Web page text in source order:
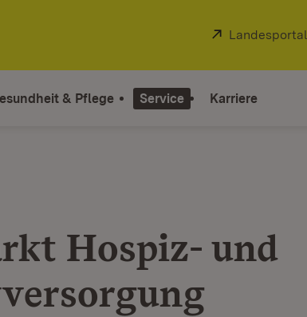
Extern:
Landesportal
& Pflege Service Karriere
Hospiz- und